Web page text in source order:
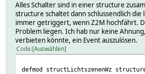
Alles Schalter sind in einer structure
structure schaltet dann schlussendlich die
immer getriggert, wenn Z2M hochfährt.
Problem liegen. Ich hab nur keine
verbieten könnte, ein Event auszulösen.
Code Auswählen
defmod structLichtszenenWz structure